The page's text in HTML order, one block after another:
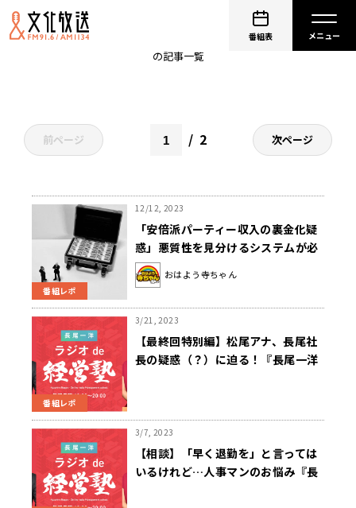
番組表
の記事一覧
前ページ 2 次ページ
番組レポ
12/12, 2023
「安倍派パーティー収入の裏金化疑
惑」悪質性を見分けるシステムが必
要
おはよう寺ちゃん
番組レポ
3/21, 2023
【最終回特別編】松尾アナ、長尾社
長の疑惑（？）に迫る！『長尾一洋
3/7, 2023
【相談】「早く退勤を」と言っては
いるけれど…人事マンのお悩み『長